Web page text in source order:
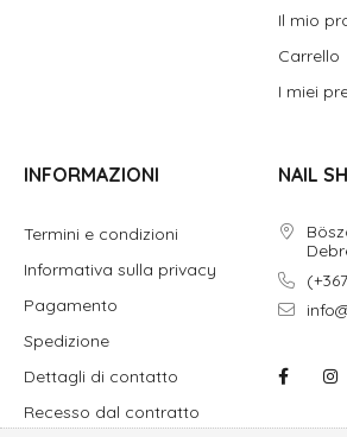
Il mio
Carrello
I miei
INFORMAZIONI
Termini e condizioni
Informativa sulla privacy
Pagamento
Spedizione
Dettagli di contatto
Recesso dal contratto
NAIL